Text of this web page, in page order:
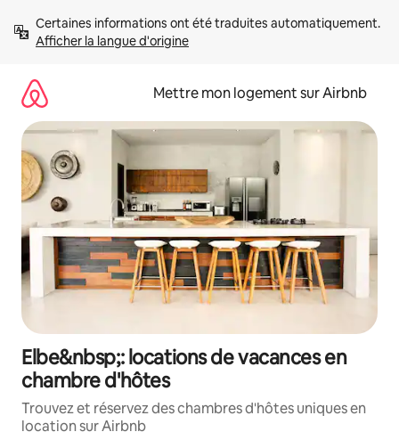
directement
Afficher la langue d'origine
Mettre mon logement sur Airbnb
Elbe&nbsp;: locations de vacances en
chambre d'hôtes
Trouvez et réservez des chambres d'hôtes uniques en
location sur Airbnb